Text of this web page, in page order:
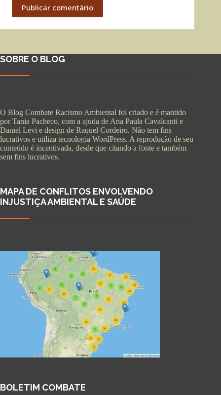
Publicar comentário
SOBRE O BLOG
O Blog Combate Racismo Ambiental foi criado e é mantido
por Tania Pacheco, com a ajuda de Ana Paula Cavalcanti e
Daniel Levi e design de Raquel Cordeiro. Não tem fins
lucrativos e utiliza tecnologia WordPress. A reprodução de seu
conteúdo é incentivada, desde que citando a fonte e também
sem fins lucrativos.
MAPA DE CONFLITOS ENVOLVENDO
INJUSTIÇA AMBIENTAL E SAÚDE
BOLETIM COMBATE